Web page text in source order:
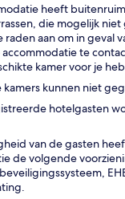
heeft
die mogelijk niet
raden aan om in geval
accommodatie te
kamer voor je
kunnen niet
hotelgasten
van de gasten
de volgende